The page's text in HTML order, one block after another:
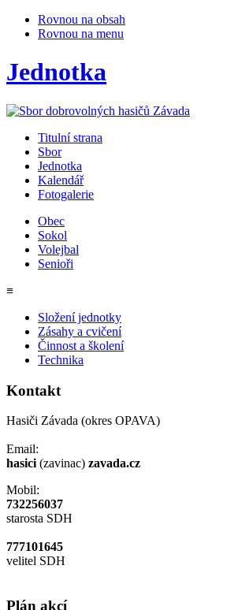
Rovnou na obsah
Rovnou na menu
Jednotka
Titulní strana
Sbor
Jednotka
Kalendář
Fotogalerie
Obec
Sokol
Volejbal
Senioři
≡
Složení jednotky
Zásahy a cvičení
Činnost a školení
Technika
Kontakt
Hasiči Závada (okres OPAVA)
Email:
hasici (zavinac) zavada.cz
Mobil:
732256037
starosta SDH
777101645
velitel SDH
Plán akcí